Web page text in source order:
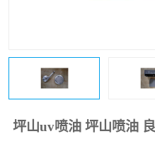
坪山uv喷油 坪山喷油